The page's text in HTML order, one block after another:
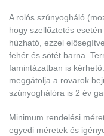
A rolós szúnyogháló
hogy szellőztetés
húzható, ezzel
fehér és sötét barna.
famintázatban is
meggátolja a rovarok
szúnyoghálóra is 2 év
Minimum rendelési
egyedi méretek és